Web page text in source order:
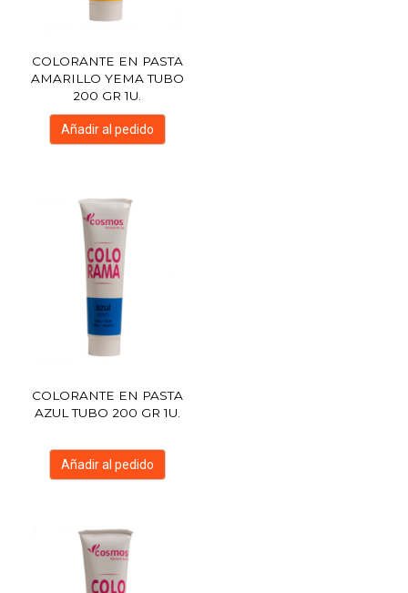
COLORANTE EN PASTA
AMARILLO YEMA TUBO
200 GR 1U.
Añadir al pedido
COLORANTE EN PASTA
AZUL TUBO 200 GR 1U.
Añadir al pedido